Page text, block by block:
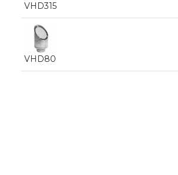
VHD315
VHD80